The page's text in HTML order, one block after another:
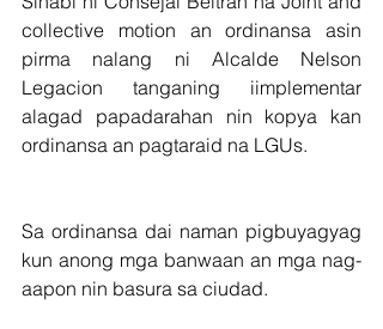
collective motion an ordinansa asin
pirma nalang ni Alcalde Nelson
Legacion tanganing iimplementar
alagad papadarahan nin kopya kan
ordinansa an pagtaraid na LGUs.
Sa ordinansa dai naman pigbuyagyag
kun anong mga banwaan an mga nag-
aapon nin basura sa ciudad.